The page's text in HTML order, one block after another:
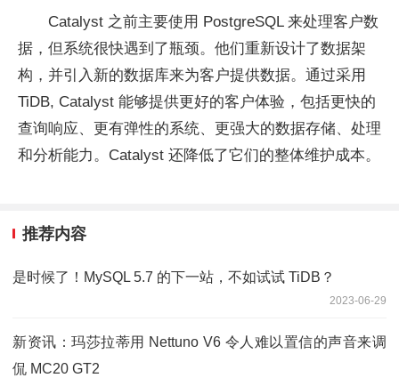
Catalyst 之前主要使用 PostgreSQL 来处理客户数
据，但系统很快遇到了瓶颈。他们重新设计了数据架
构，并引入新的数据库来为客户提供数据。通过采用
TiDB, Catalyst 能够提供更好的客户体验，包括更快的
查询响应、更有弹性的系统、更强大的数据存储、处理
和分析能力。Catalyst 还降低了它们的整体维护成本。
推荐内容
是时候了！MySQL 5.7 的下一站，不如试试 TiDB？
2023-06-29
新资讯：玛莎拉蒂用 Nettuno V6 令人难以置信的声音来调
侃 MC20 GT2